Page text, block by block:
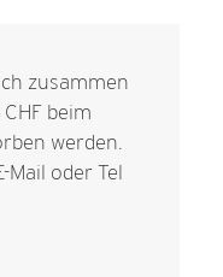
zusammen
beim
werden.
Mail oder Tel